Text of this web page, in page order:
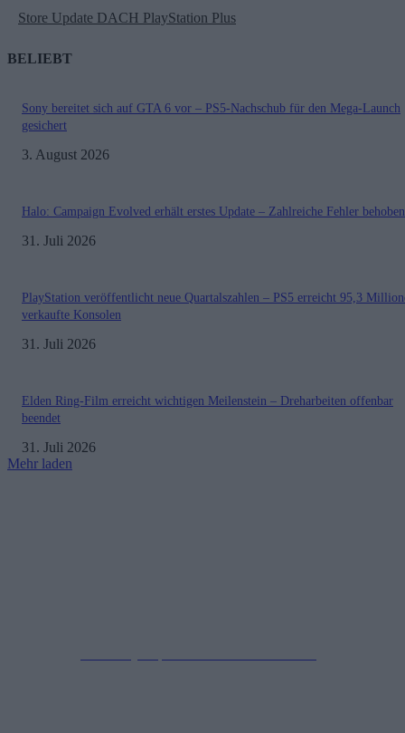
Store Update DACH PlayStation Plus
BELIEBT
Sony bereitet sich auf GTA 6 vor – PS5-Nachschub für den Mega-Launch
gesichert
3. August 2026
Halo: Campaign Evolved erhält erstes Update – Zahlreiche Fehler behoben
31. Juli 2026
PlayStation veröffentlicht neue Quartalszahlen – PS5 erreicht 95,3
verkaufte Konsolen
31. Juli 2026
Elden Ring-Film erreicht wichtigen Meilenstein – Dreharbeiten offenbar
beendet
31. Juli 2026
Mehr laden